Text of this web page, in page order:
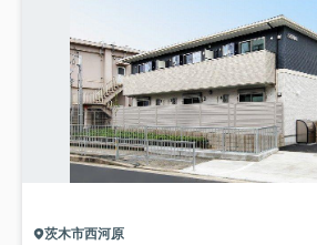
茨木市西河原